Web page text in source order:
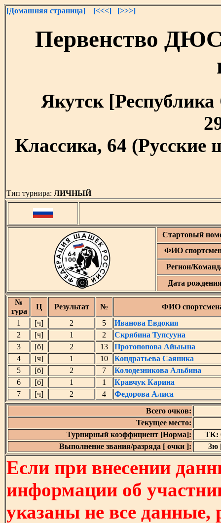
[Домашняя страница] [<<<] [>>>]
Первенство
Якутск
Классика, 64
Тип турнира: ЛИЧНЫЙ
Стартовый
ФИО
Регион/
Дата
№
тура
Ц Результат №
ФИО
1
[ч] 2 5
Иванова Евдокия
2
[ч] 1 2
Скрябина Тупсууна
3
[б] 2 13
Протопопова Айыына
4
[ч] 1 10
Кондратьева Саяника
5
[б] 2 7
Колодезникова Альбина
6
[б] 1 1
Кравчук Карина
7
[ч] 2 4
Федорова Алиса
Всего очков:
Текущее место:
Турнирный коэффициент [Норма]:
ТК:
Выполнение звания/разряда [ очки ]:
3ю
Если при внесении
информации об
указаны не все